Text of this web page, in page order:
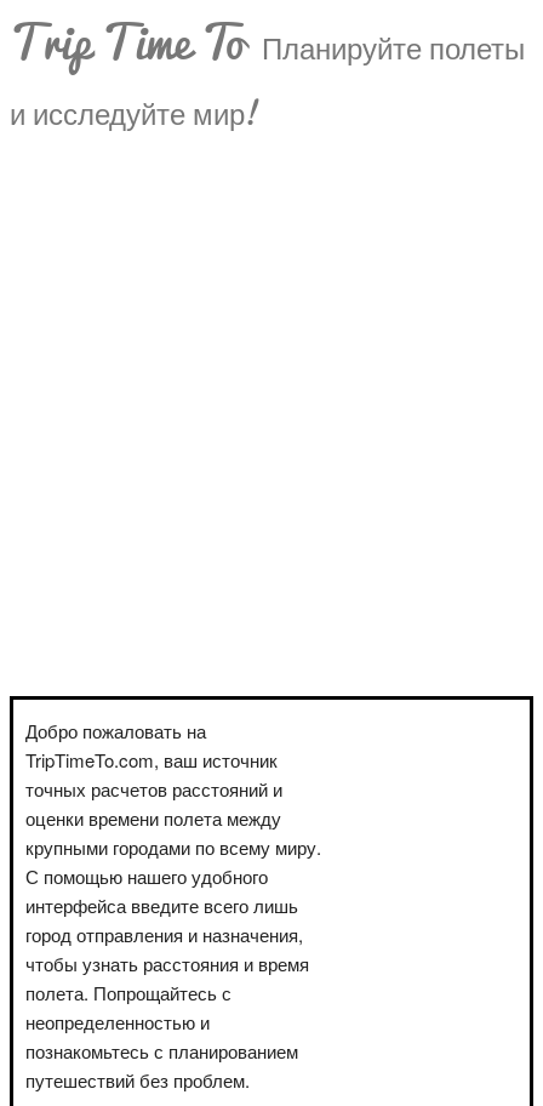
Trip Time To Планируйте полеты
и исследуйте мир!
Добро пожаловать на
TripTimeTo.com, ваш источник
точных расчетов расстояний и
оценки времени полета между
крупными городами по всему миру.
С помощью нашего удобного
интерфейса введите всего лишь
город отправления и назначения,
чтобы узнать расстояния и время
полета. Попрощайтесь с
неопределенностью и
познакомьтесь с планированием
путешествий без проблем.